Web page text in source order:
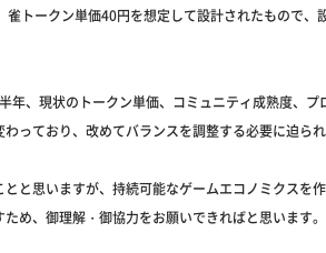
トークン単価40円を想定して設計されたもので、
年、現状のトークン単価、コミュニティ成熟度、プ
っており、改めてバランスを調整する必要に迫られ
と思いますが、持続可能なゲームエコノミクスを
め、御理解・御協力をお願いできればと思います。